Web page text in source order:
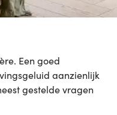
Een goed
aanzienlijk
gestelde vragen